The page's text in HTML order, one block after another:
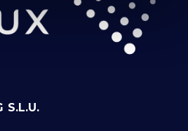
S.L.U.